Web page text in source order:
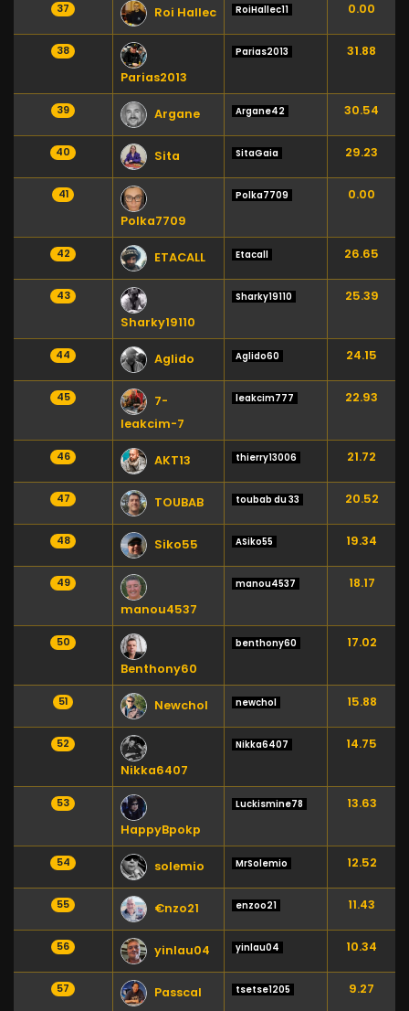
37 Roi Hallec RoiHallec11 0.00
38
Parias2013
Parias2013 31.88
39 Argane Argane42 30.54
40 Sita SitaGaia 29.23
41
Polka7709
Polka7709 0.00
42 ETACALL Etacall 26.65
43
Sharky19110
Sharky19110 25.39
44 Aglido Aglido60 24.15
45
7-
leakcim-7
leakcim777 22.93
46 AKT13 thierry13006 21.72
47 TOUBAB toubab du 33 20.52
48 Siko55 ASiko55 19.34
49
manou4537
manou4537 18.17
50
Benthony60
benthony60 17.02
51 Newchol newchol 15.88
52
Nikka6407
Nikka6407 14.75
53
HappyBpokp
Luckismine78 13.63
54 solemio MrSolemio 12.52
55 €nzo21 enzoo21 11.43
56 yinlau04 yinlau04 10.34
57 Passcal tsetse1205 9.27